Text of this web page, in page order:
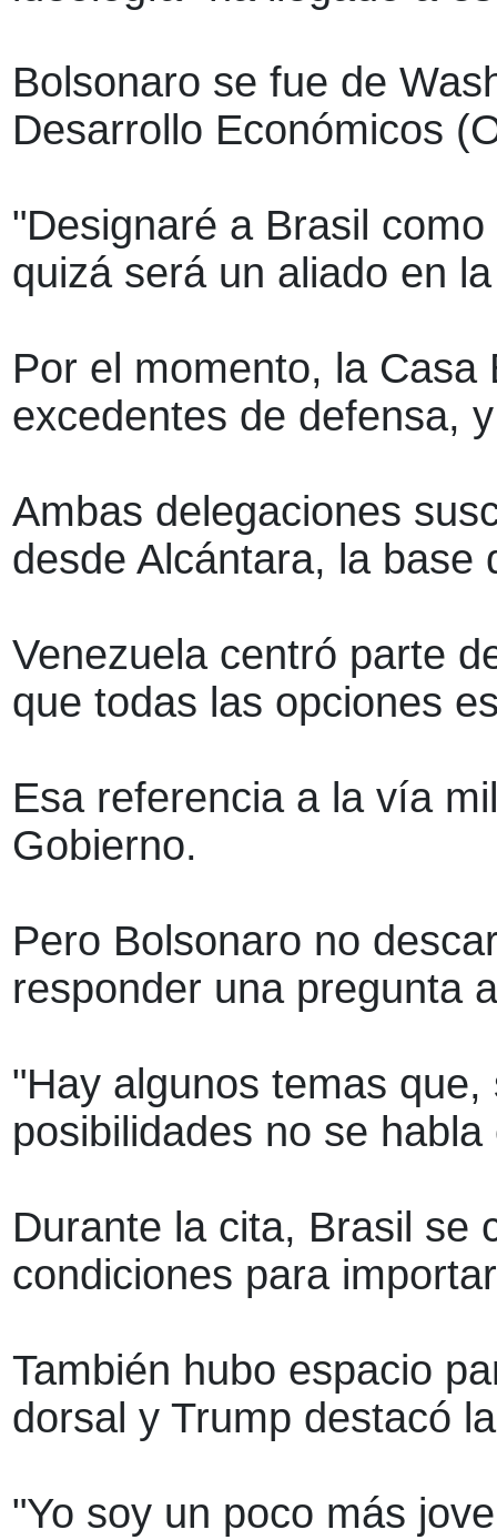
Bolsonaro se fue de
Desarrollo Económicos
"Designaré a Brasil
quizá será un aliado en
Por el momento, la
excedentes de defensa,
Ambas delegaciones
desde Alcántara, la base
Venezuela centró parte
que todas las opciones
Esa referencia a la vía
Gobierno.
Pero Bolsonaro no
responder una pregunta
"Hay algunos temas
posibilidades no se
Durante la cita, Brasil se
condiciones para
También hubo espacio
dorsal y Trump destacó
"Yo soy un poco más